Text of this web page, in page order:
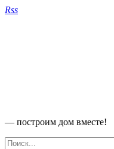
Rss
— построим дом вместе!